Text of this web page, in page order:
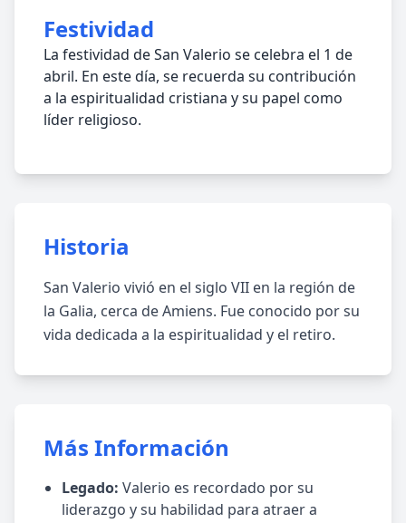
Festividad
La festividad de San Valerio se celebra el 1 de
abril. En este día, se recuerda su contribución
a la espiritualidad cristiana y su papel como
líder religioso.
Historia
San Valerio vivió en el siglo VII en la región de
la Galia, cerca de Amiens. Fue conocido por su
vida dedicada a la espiritualidad y el retiro.
Más Información
Legado: Valerio es recordado por su
liderazgo y su habilidad para atraer a